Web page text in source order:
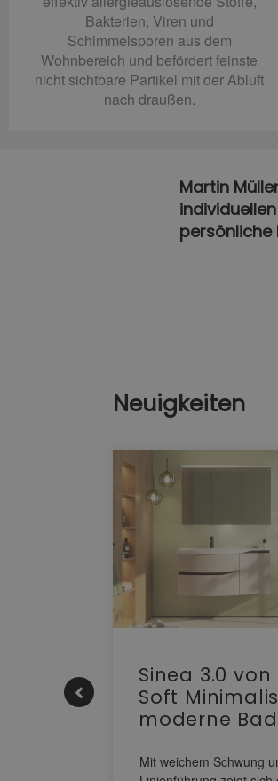
Bakterien, Viren und
Schimmelsporen aus dem
Wohnbereich und befördert feinste
nicht sichtbare Partikel mit der Abluft
nach draußen.
Martin
persönliche
Neuigkeiten
Sinea 3.0
Soft
moderne Bad
Mit weichem Schwung